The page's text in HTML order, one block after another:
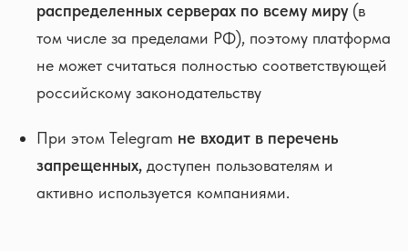
распределенных серверах по всему миру(в
том числе за пределами РФ), поэтому платформа
не может считаться полностью соответствующей
российскому законодательству
При этом Telegram не входит в перечень
запрещенных, доступен пользователям и
активно используется компаниями.